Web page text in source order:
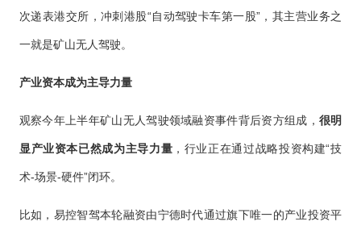
次递表港交所，冲刺港股“自动驾驶卡车第一股”，其主营业务之
一就是矿山无人驾驶。
产业资本成为主导力量
观察今年上半年矿山无人驾驶领域融资事件背后资方组成， 很明
显产业资本已然成为主导力量 ，行业正在通过战略投资构建“技
术-场景-硬件”闭环。
比如，易控智驾本轮融资由宁德时代通过旗下唯一的产业投资平